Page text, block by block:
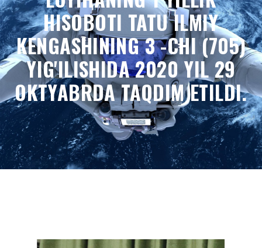
HISOBOTI TATU ILMIY
KENGASHINING 3 -CHI (705)
YIG'ILISHIDA 2020 YIL 29
OKTYABRDA TAQDIM ETILDI.